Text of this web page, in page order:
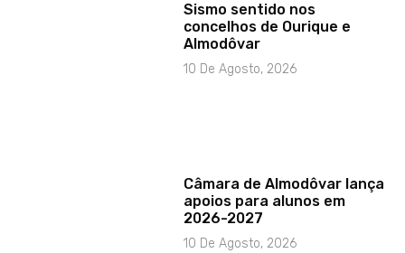
Sismo sentido nos
concelhos de Ourique e
Almodôvar
10 De Agosto, 2026
Câmara de Almodôvar lança
apoios para alunos em
2026-2027
10 De Agosto, 2026